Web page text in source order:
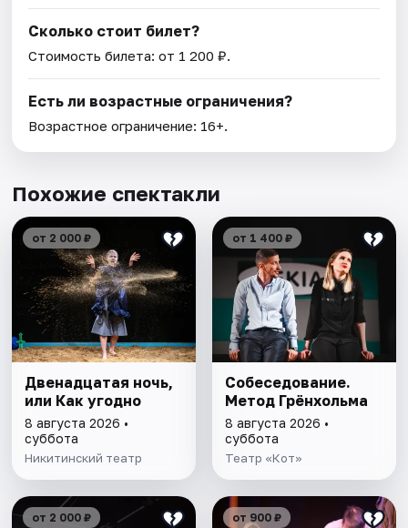
Сколько стоит билет?
Стоимость билета: от 1 200 ₽.
Есть ли возрастные ограничения?
Возрастное ограничение: 16+.
Похожие спектакли
от 2 000 ₽
Двенадцатая ночь,
или Как угодно
8 августа 2026 •
суббота
Никитинский театр
от 1 400 ₽
Собеседование.
Метод Грёнхольма
8 августа 2026 •
суббота
Театр «Кот»
от 2 000 ₽ от 900 ₽